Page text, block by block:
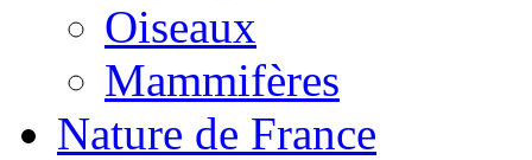
Oiseaux
Mammifères
Nature de France